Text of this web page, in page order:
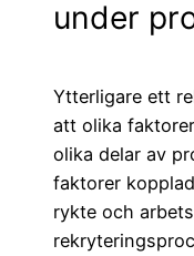
under
Ytterligare ett
att olika
olika delar av
faktorer
rykte och